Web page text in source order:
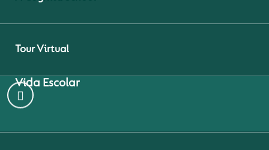
Tour Virtual
Vida Escolar
¡Revisa nuestras
academia Craft
and Cooking!